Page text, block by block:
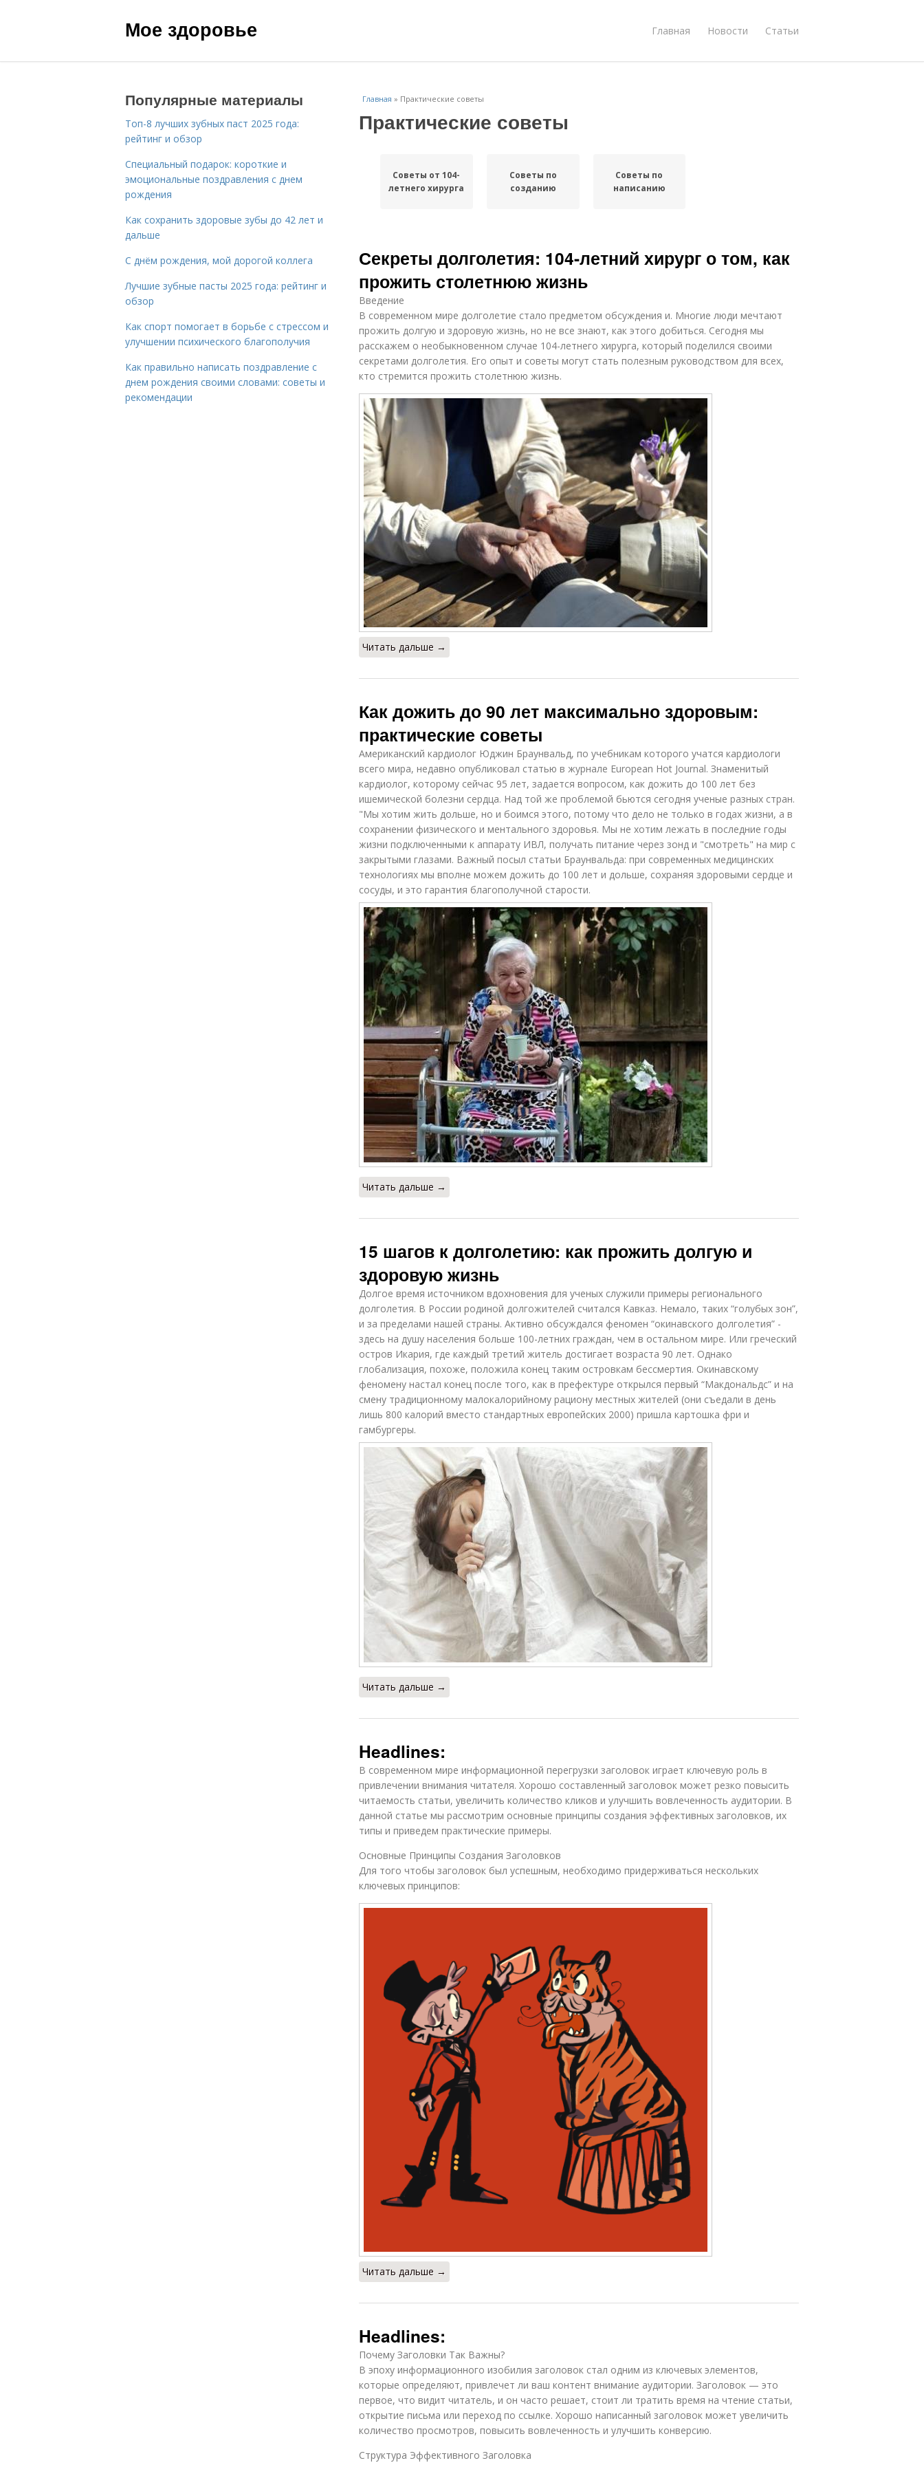
Мое здоровье Главная Новости Статьи
Главная » Практические советы
Практические советы
Советы от 104-
летнего хирурга
Советы по
созданию
Советы по
написанию
Секреты долголетия: 104-летний хирург о том, как
прожить столетнюю жизнь
Введение
В современном мире долголетие стало предметом обсуждения и. Многие люди мечтают
прожить долгую и здоровую жизнь, но не все знают, как этого добиться. Сегодня мы
расскажем о необыкновенном случае 104-летнего хирурга, который поделился своими
секретами долголетия. Его опыт и советы могут стать полезным руководством для всех,
кто стремится прожить столетнюю жизнь.
Читать дальше →
Как дожить до 90 лет максимально здоровым:
практические советы
Американский кардиолог Юджин Браунвальд, по учебникам которого учатся кардиологи
всего мира, недавно опубликовал статью в журнале European Hot Journal. Знаменитый
кардиолог, которому сейчас 95 лет, задается вопросом, как дожить до 100 лет без
ишемической болезни сердца. Над той же проблемой бьются сегодня ученые разных стран.
"Мы хотим жить дольше, но и боимся этого, потому что дело не только в годах жизни, а в
сохранении физического и ментального здоровья. Мы не хотим лежать в последние годы
жизни подключенными к аппарату ИВЛ, получать питание через зонд и "смотреть" на мир с
закрытыми глазами. Важный посыл статьи Браунвальда: при современных медицинских
технологиях мы вполне можем дожить до 100 лет и дольше, сохраняя здоровыми сердце и
сосуды, и это гарантия благополучной старости.
Читать дальше →
15 шагов к долголетию: как прожить долгую и
здоровую жизнь
Долгое время источником вдохновения для ученых служили примеры регионального
долголетия. В России родиной долгожителей считался Кавказ. Немало, таких “голубых зон”,
и за пределами нашей страны. Активно обсуждался феномен “окинавского долголетия” -
здесь на душу населения больше 100-летних граждан, чем в остальном мире. Или греческий
остров Икария, где каждый третий житель достигает возраста 90 лет. Однако
глобализация, похоже, положила конец таким островкам бессмертия. Окинавскому
феномену настал конец после того, как в префектуре открылся первый “Макдональдс” и на
смену традиционному малокалорийному рациону местных жителей (они съедали в день
лишь 800 калорий вместо стандартных европейских 2000) пришла картошка фри и
гамбургеры.
Читать дальше →
Headlines:
В современном мире информационной перегрузки заголовок играет ключевую роль в
привлечении внимания читателя. Хорошо составленный заголовок может резко повысить
читаемость статьи, увеличить количество кликов и улучшить вовлеченность аудитории. В
данной статье мы рассмотрим основные принципы создания эффективных заголовков, их
типы и приведем практические примеры.
Основные Принципы Создания Заголовков
Для того чтобы заголовок был успешным, необходимо придерживаться нескольких
ключевых принципов:
Читать дальше →
Headlines:
Почему Заголовки Так Важны?
В эпоху информационного изобилия заголовок стал одним из ключевых элементов,
которые определяют, привлечет ли ваш контент внимание аудитории. Заголовок — это
первое, что видит читатель, и он часто решает, стоит ли тратить время на чтение статьи,
открытие письма или переход по ссылке. Хорошо написанный заголовок может увеличить
количество просмотров, повысить вовлеченность и улучшить конверсию.
Структура Эффективного Заголовка
Популярные материалы
Топ-8 лучших зубных паст 2025 года:
рейтинг и обзор
Специальный подарок: короткие и
эмоциональные поздравления с днем
рождения
Как сохранить здоровые зубы до 42 лет и
дальше
С днём рождения, мой дорогой коллега
Лучшие зубные пасты 2025 года: рейтинг и
обзор
Как спорт помогает в борьбе с стрессом и
улучшении психического благополучия
Как правильно написать поздравление с
днем рождения своими словами: советы и
рекомендации